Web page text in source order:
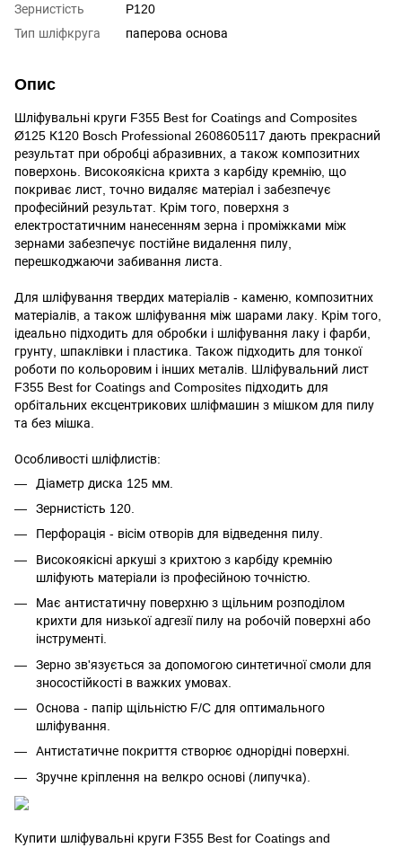
Зернистість
P120
Тип шліфкруга
паперова основа
Опис
Шліфувальні круги F355 Best for Coatings and Composites
Ø125 К120 Bosch Professional 2608605117 дають прекрасний
результат при обробці абразивних, а також композитних
поверхонь. Високоякісна крихта з карбіду кремнію, що
покриває лист, точно видаляє матеріал і забезпечує
професійний результат. Крім того, поверхня з
електростатичним нанесенням зерна і проміжками між
зернами забезпечує постійне видалення пилу,
перешкоджаючи забивання листа.
Для шліфування твердих матеріалів - каменю, композитних
матеріалів, а також шліфування між шарами лаку. Крім того,
ідеально підходить для обробки і шліфування лаку і фарби,
грунту, шпаклівки і пластика. Також підходить для тонкої
роботи по кольоровим і інших металів. Шліфувальний лист
F355 Best for Coatings and Composites підходить для
орбітальних ексцентрикових шліфмашин з мішком для пилу
та без мішка.
Особливості шліфлистів:
Діаметр диска 125 мм.
Зернистість 120.
Перфорація - вісім отворів для відведення пилу.
Високоякісні аркуші з крихтою з карбіду кремнію
шліфують матеріали із професійною точністю.
Має антистатичну поверхню з щільним розподілом
крихти для низької адгезії пилу на робочій поверхні або
інструменті.
Зерно зв'язується за допомогою синтетичної смоли для
зносостійкості в важких умовах.
Основа - папір щільністю F/C для оптимального
шліфування.
Антистатичне покриття створює однорідні поверхні.
Зручне кріплення на велкро основі (липучка).
Купити шліфувальні круги F355 Best for Coatings and